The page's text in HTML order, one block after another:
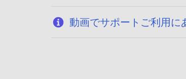
動画でサポートご利用に